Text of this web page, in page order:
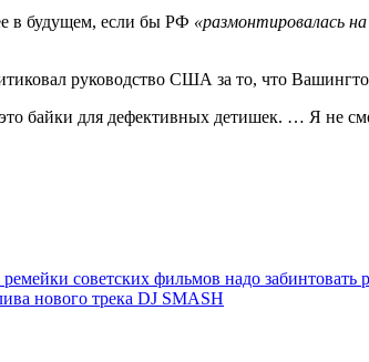
в будущем, если бы РФ «размонтировалась
руководство США за то, что
байки для дефективных детишек. … Я не
советских фильмов надо забинтовать
нового трека DJ SMASH